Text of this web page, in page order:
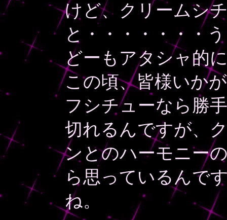
けど、クリームシ
と・・・・・・・
どーもアタシャ的
この頃、皆様いか
フシチューなら勝
切れるんですが、
ンとのハーモニー
ら思っているんで
ね。